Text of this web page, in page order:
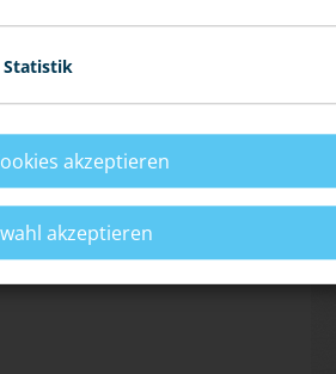
Täter oder die Täterin ein
Verletzungen.
den Schritt zur
Statistik
akzeptieren
akzeptieren